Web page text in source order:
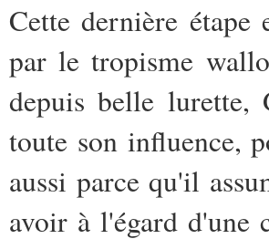
Cette dernière étape
par le tropisme
depuis belle
toute son influence,
aussi parce qu'il
avoir à l'égard d'une